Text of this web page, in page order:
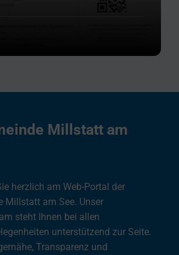
Millstatt am
herzlich am Web-Portal der
Millstatt am See. Unser
steht Ihnen bei allen
unterstützend zur Seite.
Transparenz und